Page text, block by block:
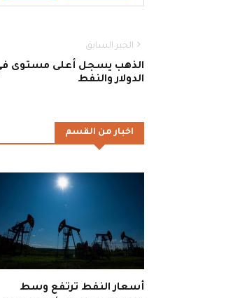
الخبر السابق
الذهب يسجل أعلى مستوى
الدولار والنفط
اخبار من القسم
أسعار النفط ترتفع وسط